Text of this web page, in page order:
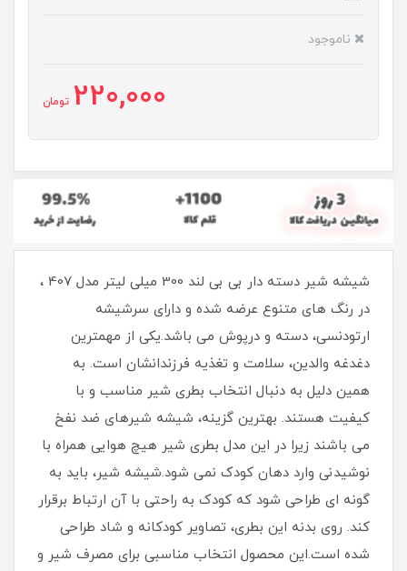
ناموجود
220,000 تومان
شیشه شیر دسته دار بی بی لند 300 میلی لیتر مدل 407 ،
در رنگ های متنوع عرضه شده و دارای سرشیشه
ارتودنسی، دسته و درپوش می باشد.یکی از مهمترین
دغدغه والدین، سلامت و تغذیه فرزندانشان است. به
همین دلیل به دنبال انتخاب بطری شیر مناسب و با
کیفیت هستند. بهترین گزینه، شیشه شیرهای ضد نفخ
می باشند زیرا در این مدل بطری شیر هیچ هوایی همراه با
نوشیدنی وارد دهان کودک نمی شود.شیشه شیر، باید به
گونه ای طراحی شود که کودک به راحتی با آن ارتباط برقرار
کند. روی بدنه این بطری، تصاویر کودکانه و شاد طراحی
شده است.این محصول انتخاب مناسبی برای مصرف شیر و